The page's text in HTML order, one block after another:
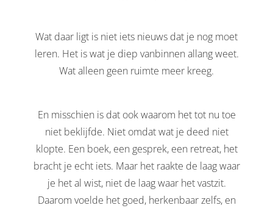
Wat daar ligt is niet iets nieuws dat je nog moet
leren. Het is wat je diep vanbinnen allang weet.
Wat alleen geen ruimte meer kreeg.
En misschien is dat ook waarom het tot nu toe
niet beklijfde. Niet omdat wat je deed niet
klopte. Een boek, een gesprek, een retreat, het
bracht je echt iets. Maar het raakte de laag waar
je het al wist, niet de laag waar het vastzit.
Daarom voelde het goed, herkenbaar zelfs, en